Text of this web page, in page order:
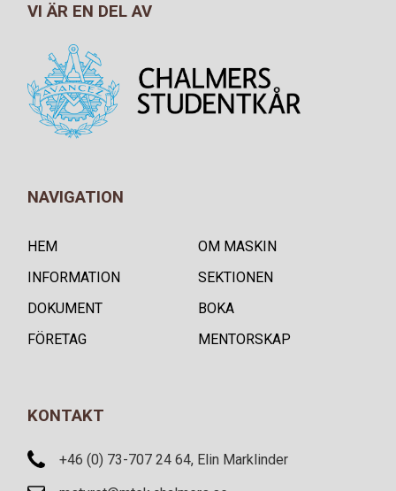
VI ÄR EN DEL AV
NAVIGATION
HEM
OM MASKIN
INFORMATION
SEKTIONEN
DOKUMENT
BOKA
FÖRETAG
MENTORSKAP
KONTAKT
+46 (0) 73-707 24 64, Elin Marklinder